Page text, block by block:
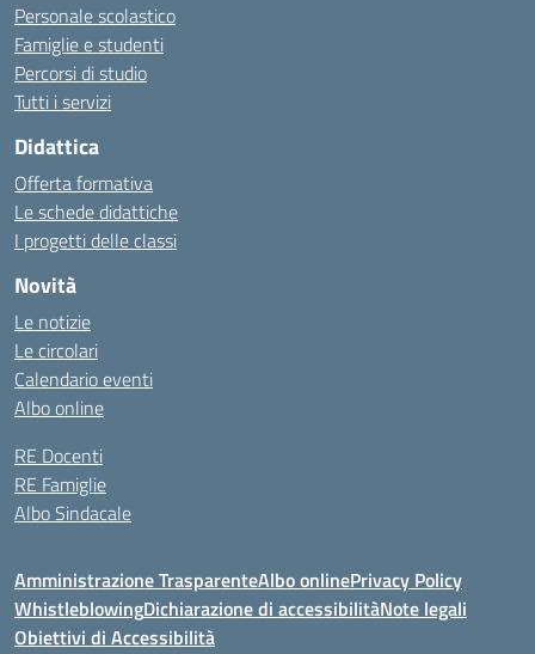
Personale scolastico
Famiglie e studenti
Percorsi di studio
Tutti i servizi
Didattica
Offerta formativa
Le schede didattiche
I progetti delle classi
Novità
Le notizie
Le circolari
Calendario eventi
Albo online
RE Docenti
RE Famiglie
Albo Sindacale
Amministrazione TrasparenteAlbo onlinePrivacy Policy
WhistleblowingDichiarazione di accessibilitàNote legali
Obiettivi di Accessibilità